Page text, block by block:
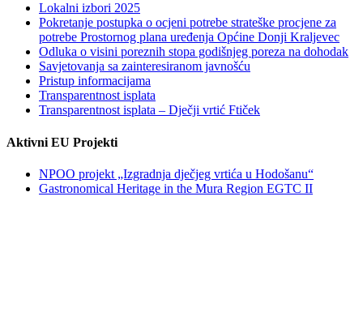
Lokalni izbori 2025
Pokretanje postupka o ocjeni potrebe strateške procjene za
potrebe Prostornog plana uređenja Općine Donji Kraljevec
Odluka o visini poreznih stopa godišnjeg poreza na dohodak
Savjetovanja sa zainteresiranom javnošću
Pristup informacijama
Transparentnost isplata
Transparentnost isplata – Dječji vrtić Ftiček
Aktivni EU Projekti
NPOO projekt „Izgradnja dječjeg vrtića u Hodošanu“
Gastronomical Heritage in the Mura Region EGTC II